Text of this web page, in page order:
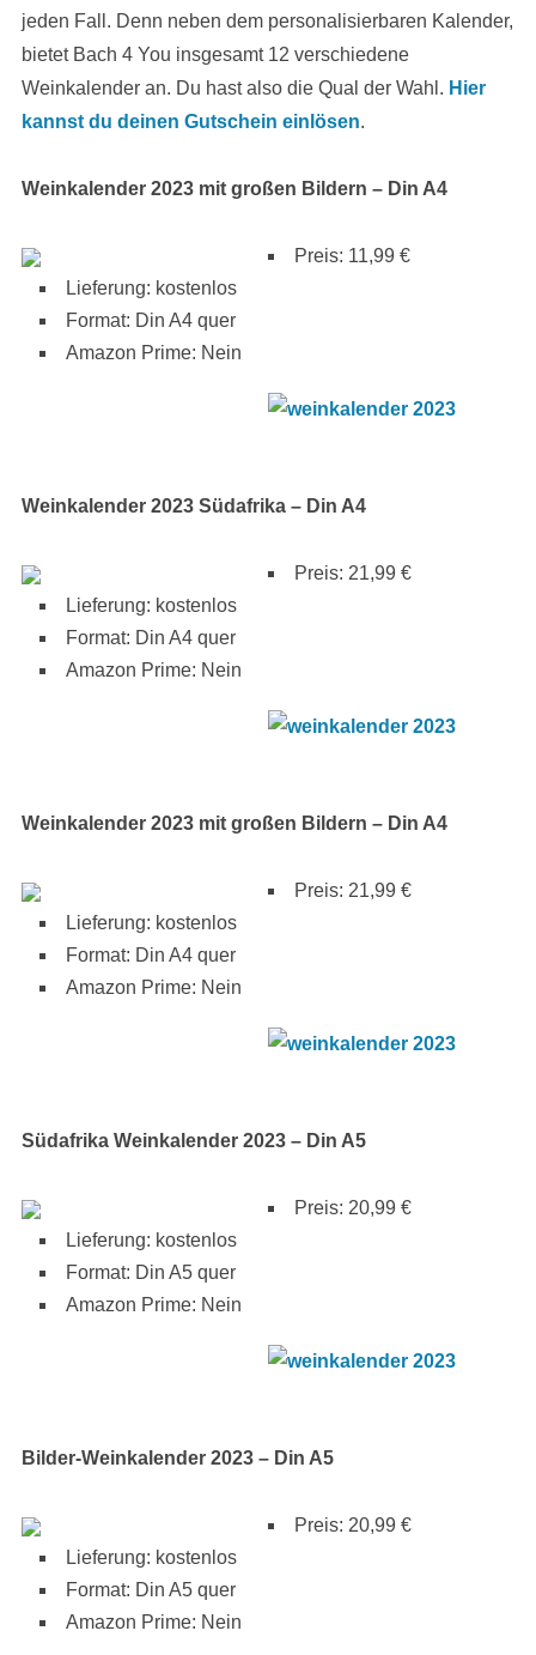
jeden Fall. Denn neben dem personalisierbaren Kalender,
bietet Bach 4 You insgesamt 12 verschiedene
Weinkalender an. Du hast also die Qual der Wahl. Hier
kannst du deinen Gutschein einlösen.
Weinkalender 2023 mit großen Bildern – Din A4
Preis: 11,99 €
Lieferung: kostenlos
Format: Din A4 quer
Amazon Prime: Nein
Weinkalender 2023 Südafrika – Din A4
Preis: 21,99 €
Lieferung: kostenlos
Format: Din A4 quer
Amazon Prime: Nein
Weinkalender 2023 mit großen Bildern – Din A4
Preis: 21,99 €
Lieferung: kostenlos
Format: Din A4 quer
Amazon Prime: Nein
Südafrika Weinkalender 2023 – Din A5
Preis: 20,99 €
Lieferung: kostenlos
Format: Din A5 quer
Amazon Prime: Nein
Bilder-Weinkalender 2023 – Din A5
Preis: 20,99 €
Lieferung: kostenlos
Format: Din A5 quer
Amazon Prime: Nein